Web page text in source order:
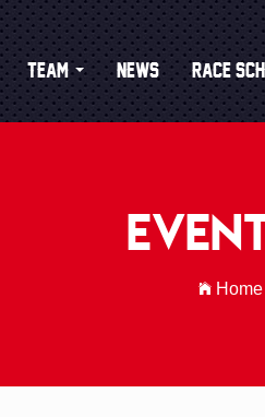
Team News Race
Page Section Start
Home